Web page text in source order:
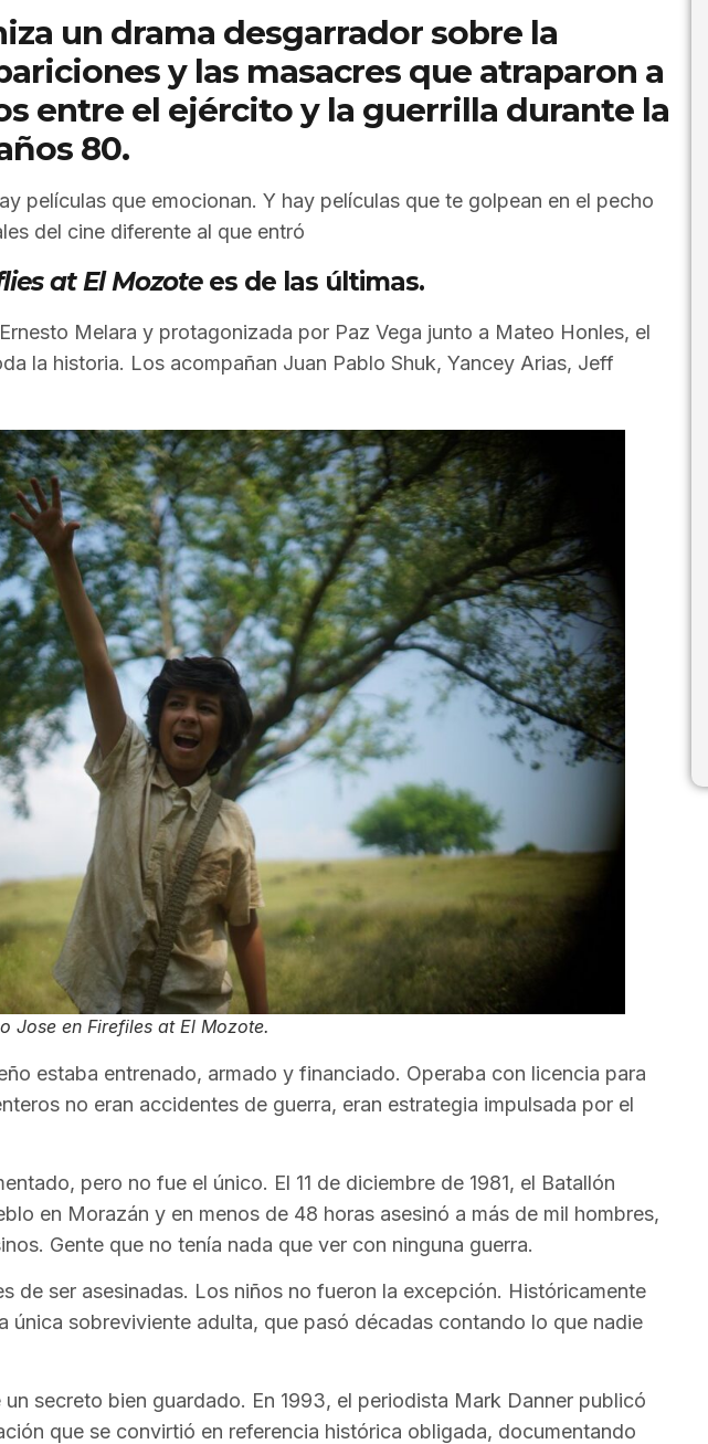
un drama desgarrador sobre la
y las masacres que atraparon a
entre el ejército y la guerrilla durante la
80.
películas que emocionan. Y hay películas que te golpean en el pecho
del cine diferente al que entró
at El Mozotees de las últimas.
Melara y protagonizada por Paz Vega junto a Mateo Honles, el
la historia. Los acompañan Juan Pablo Shuk, Yancey Arias, Jeff
Jose en Firefiles at El Mozote.
estaba entrenado, armado y financiado. Operaba con licencia para
no eran accidentes de guerra, eran estrategia impulsada por el
pero no fue el único. El 11 de diciembre de 1981, el Batallón
en Morazán y en menos de 48 horas asesinó a más de mil hombres,
Gente que no tenía nada que ver con ninguna guerra.
de ser asesinadas. Los niños no fueron la excepción. Históricamente
única sobreviviente adulta, que pasó décadas contando lo que nadie
secreto bien guardado. En 1993, el periodista Mark Danner publicó
que se convirtió en referencia histórica obligada, documentando